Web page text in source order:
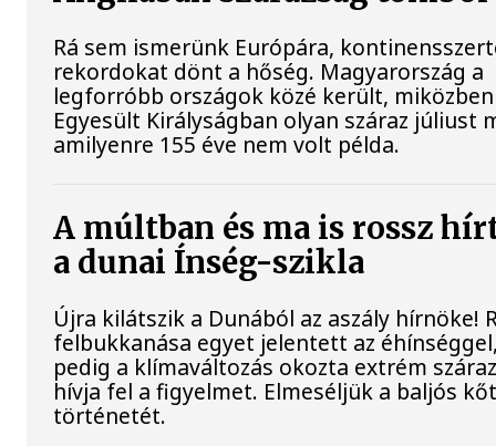
Rá sem ismerünk Európára,
rekordokat dönt a hőség. Magyarország a
legforróbb országok közé került,
Egyesült Királyságban olyan száraz júliust
amilyenre 155 éve nem volt példa.
A múltban és ma is rossz
a dunai Ínség-szikla
Újra kilátszik a Dunából az aszály hírnöke!
felbukkanása egyet jelentett az
pedig a klímaváltozás okozta extrém
hívja fel a figyelmet. Elmeséljük a baljós
történetét.